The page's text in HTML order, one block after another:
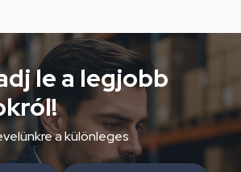
le a legjobb
a különleges